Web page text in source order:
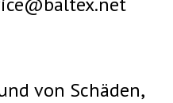
von Schäden,